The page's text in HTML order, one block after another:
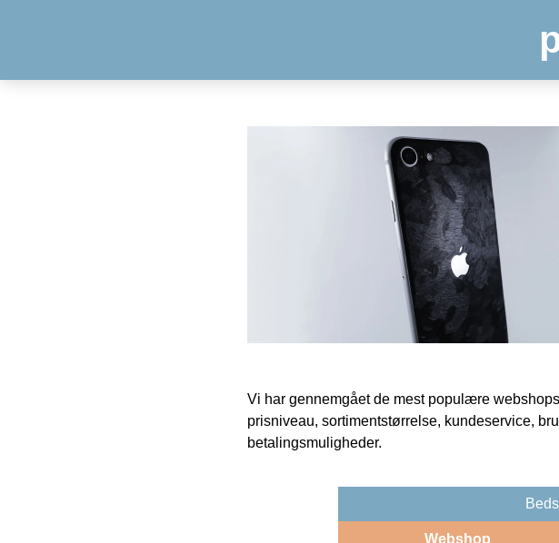
Vi har gennemgået de mest populære
prisniveau, sortimentstørrelse, kundeservice,
betalingsmuligheder.
Webshop